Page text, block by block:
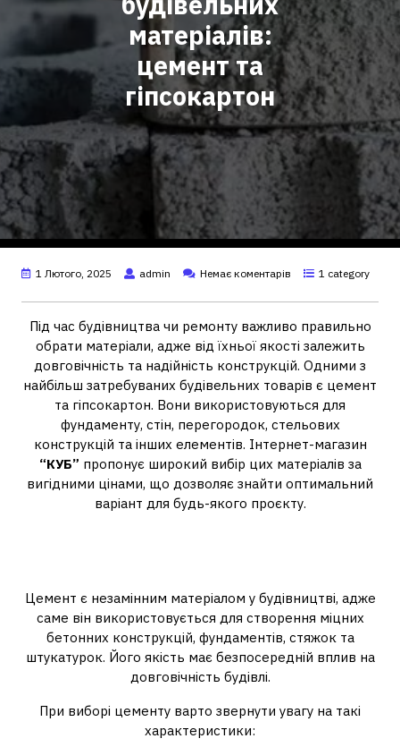
матеріалів:
цемент та
гіпсокартон
1 Лютого, 2025 admin Немає коментарів 1 category
Під час будівництва чи ремонту важливо правильно
обрати матеріали, адже від їхньої якості залежить
довговічність та надійність конструкцій. Одними з
найбільш затребуваних будівельних товарів є цемент
та гіпсокартон. Вони використовуються для
фундаменту, стін, перегородок, стельових
конструкцій та інших елементів. Інтернет-магазин
“КУБ” пропонує широкий вибір цих матеріалів за
вигідними цінами, що дозволяє знайти оптимальний
варіант для будь-якого проєкту.
Цемент є незамінним матеріалом у будівництві, адже
саме він використовується для створення міцних
бетонних конструкцій, фундаментів, стяжок та
штукатурок. Його якість має безпосередній вплив на
довговічність будівлі.
При виборі цементу варто звернути увагу на такі
характеристики: